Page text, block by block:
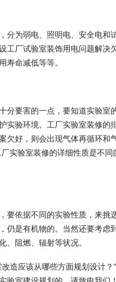
分为弱电、照明电、安全电
工厂试验室装饰用电问题解
寿命减低等等。
分要害的一点，要知道实验
实验环境。工厂实验室装修
欠好，则会出现气体再循环
实验室装修的详细性质是不
要依据不同的实验性质，来
仍是有机物的。当然还要考
、阻燃、辐射等状况。
造应该从哪些方面规划设计